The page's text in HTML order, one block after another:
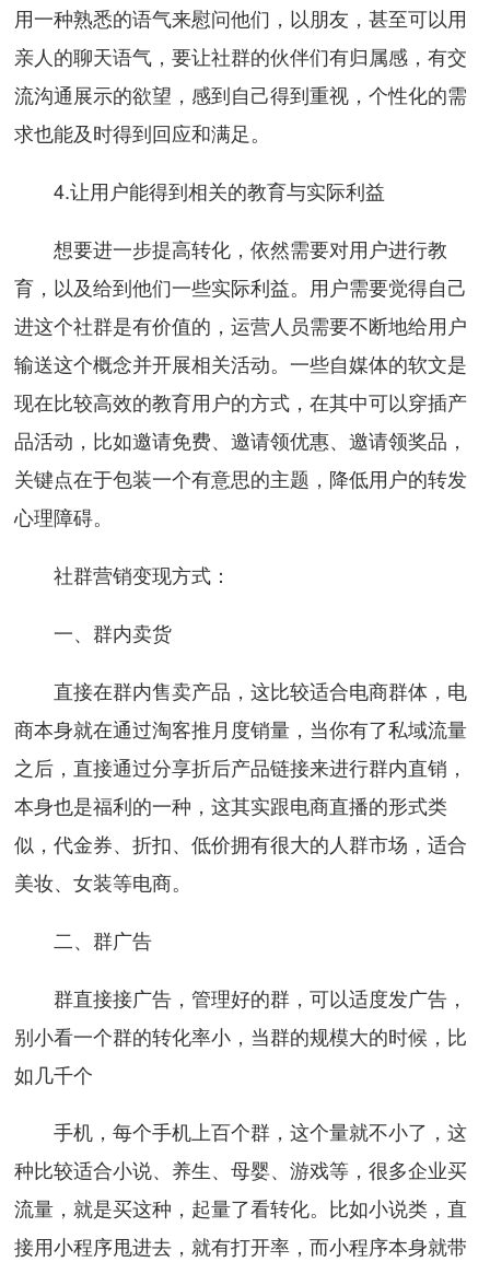
用一种熟悉的语气来慰问他们，以朋友，甚至可以用
亲人的聊天语气，要让社群的伙伴们有归属感，有交
流沟通展示的欲望，感到自己得到重视，个性化的需
求也能及时得到回应和满足。
4.让用户能得到相关的教育与实际利益
想要进一步提高转化，依然需要对用户进行教
育，以及给到他们一些实际利益。用户需要觉得自己
进这个社群是有价值的，运营人员需要不断地给用户
输送这个概念并开展相关活动。一些自媒体的软文是
现在比较高效的教育用户的方式，在其中可以穿插产
品活动，比如邀请免费、邀请领优惠、邀请领奖品，
关键点在于包装一个有意思的主题，降低用户的转发
心理障碍。
社群营销变现方式：
一、群内卖货
直接在群内售卖产品，这比较适合电商群体，电
商本身就在通过淘客推月度销量，当你有了私域流量
之后，直接通过分享折后产品链接来进行群内直销，
本身也是福利的一种，这其实跟电商直播的形式类
似，代金券、折扣、低价拥有很大的人群市场，适合
美妆、女装等电商。
二、群广告
群直接接广告，管理好的群，可以适度发广告，
别小看一个群的转化率小，当群的规模大的时候，比
如几千个
手机，每个手机上百个群，这个量就不小了，这
种比较适合小说、养生、母婴、游戏等，很多企业买
流量，就是买这种，起量了看转化。比如小说类，直
接用小程序甩进去，就有打开率，而小程序本身就带